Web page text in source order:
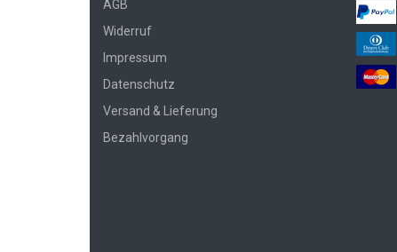
AGB
Widerruf
Impressum
Datenschutz
Versand & Lieferung
Bezahlvorgang